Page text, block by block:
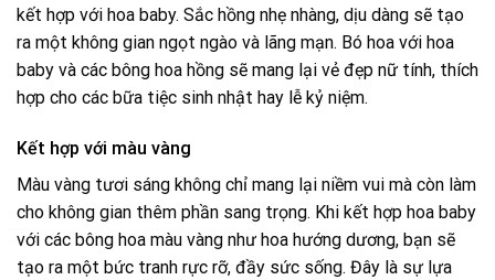
kết hợp với hoa baby. Sắc hồng nhẹ nhàng, dịu dàng sẽ tạo
ra một không gian ngọt ngào và lãng mạn. Bó hoa với hoa
baby và các bông hoa hồng sẽ mang lại vẻ đẹp nữ tính, thích
hợp cho các bữa tiệc sinh nhật hay lễ kỷ niệm.
Kết hợp với màu vàng
Màu vàng tươi sáng không chỉ mang lại niềm vui mà còn làm
cho không gian thêm phần sang trọng. Khi kết hợp hoa baby
với các bông hoa màu vàng như hoa hướng dương, bạn sẽ
tạo ra một bức tranh rực rỡ, đầy sức sống. Đây là sự lựa